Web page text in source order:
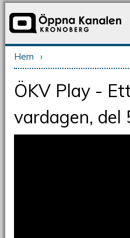
Du är här
Hem ›
ÖKV Play -
vardagen, del